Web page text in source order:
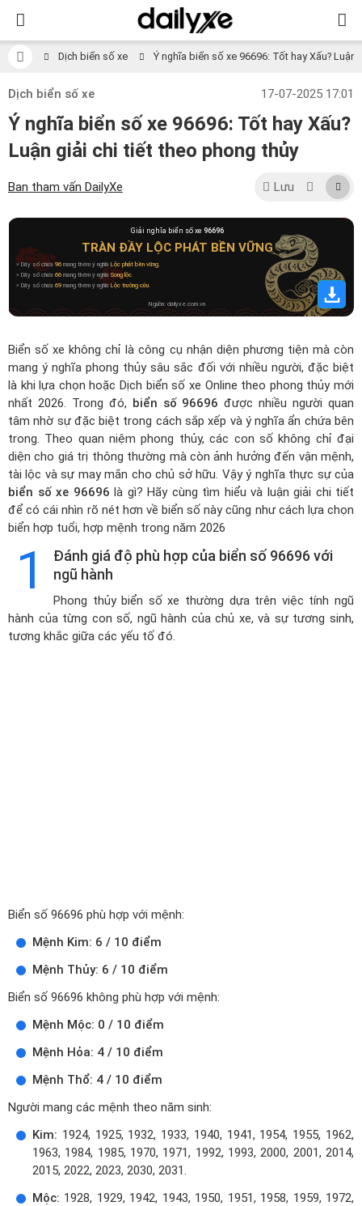
Dịch biển số xe Ý nghĩa biển số xe 96696: Tốt hay Xấu?
Dịch biển số xe 17-07-2025 17:01
Ý nghĩa biển số xe 96696: Tốt hay Xấu?
Luận giải chi tiết theo phong thủy
Ban tham vấn DailyXe Lưu
Giải nghĩa biển số xe 96696
TRÀN ĐẦY LỘC PHÁT BỀN VỮNG
» Dãy số chứa96 mang thêm ý nghĩa Lộc phát bền vững.
» Dãy số chứa 66 mang thêm ý nghĩaSong lộc.
» Dãy số chứa 69 mang thêm ý nghĩaLộc trường cửu.
Nguồn: dailyxe.com.vn
Biển số xe không chỉ là công cụ nhận diện phương tiện mà còn
mang ý nghĩa phong thủy sâu sắc đối với nhiều người, đặc biệt
là khi lựa chọn hoặcDịch biển số xe Online theo phong thủy mới
nhất 2026. Trong đó, biển số 96696 được nhiều người quan
tâm nhờ sự đặc biệt trong cách sắp xếp và ý nghĩa ẩn chứa bên
trong. Theo quan niệm phong thủy, các con số không chỉ đại
diện cho giá trị thông thường mà còn ảnh hưởng đến vận mệnh,
tài lộc và sự may mắn cho chủ sở hữu. Vậy ý nghĩa thực sự của
biển số xe 96696 là gì? Hãy cùng tìm hiểu và luận giải chi tiết
để có cái nhìn rõ nét hơn về biển số này cũng như cách lựa chọn
biển hợp tuổi, hợp mệnh trong năm 2026
1
Đánh giá độ phù hợp của biển số 96696 với
ngũ hành
Phong thủy biển số xe thường dựa trên việc tính ngũ
hành của từng con số, ngũ hành của chủ xe, và sự tương sinh,
tương khắc giữa các yếu tố đó.
Biển số 96696 phù hợp với mệnh:
Mệnh Kim: 6 / 10 điểm
Mệnh Thủy: 6 / 10 điểm
Biển số 96696 không phù hợp với mệnh:
Mệnh Mộc: 0 / 10 điểm
Mệnh Hỏa: 4 / 10 điểm
Mệnh Thổ: 4 / 10 điểm
Người mang các mệnh theo năm sinh:
Kim: 1924, 1925, 1932, 1933, 1940, 1941, 1954, 1955, 1962,
1963, 1984, 1985, 1970, 1971, 1992, 1993, 2000, 2001, 2014,
2015, 2022, 2023, 2030, 2031.
Mộc: 1928, 1929, 1942, 1943, 1950, 1951, 1958, 1959, 1972,